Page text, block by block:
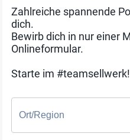
Zahlreiche spannende
dich.
Bewirb dich in nur einer
Onlineformular.
Starte im #teamsellwerk!
Ort/Region